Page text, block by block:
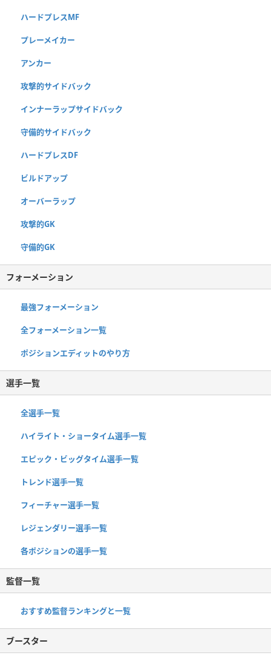
ハードプレスMF
プレーメイカー
アンカー
攻撃的サイドバック
インナーラップサイドバック
守備的サイドバック
ハードプレスDF
ビルドアップ
オーバーラップ
攻撃的GK
守備的GK
フォーメーション
最強フォーメーション
全フォーメーション一覧
ポジションエディットのやり方
選手一覧
全選手一覧
ハイライト・ショータイム選手一覧
エピック・ビッグタイム選手一覧
トレンド選手一覧
フィーチャー選手一覧
レジェンダリー選手一覧
各ポジションの選手一覧
監督一覧
おすすめ監督ランキングと一覧
ブースター